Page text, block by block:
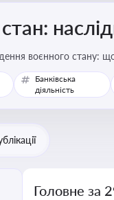
воєнного стану:
Банківська
діяльність
Головне за